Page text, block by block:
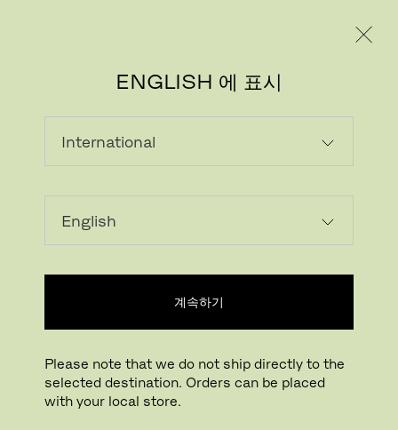
ENGLISH 에 표시
계속하기
Please note that we do not ship directly to the
selected destination. Orders can be placed
with your local store.
클릭하여 확대하기 드래그하여 회전하기
PLANNER™ TABLES
디자이너 Paul McCobb,1950